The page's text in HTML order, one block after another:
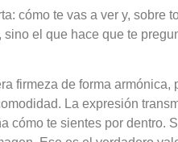
cómo te vas a ver y, sobre
sino el que hace que te
firmeza de forma
La expresión
cómo te sientes por dentro.